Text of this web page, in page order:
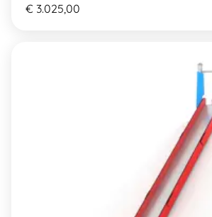
€ 3.025,00